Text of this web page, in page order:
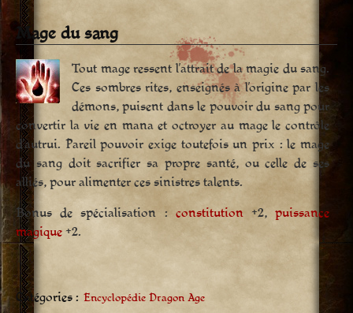
Mage du sang
Tout mage ressent l’attrait de la magie du sang.
Ces sombres rites, enseignés à l’origine par les
démons, puisent dans le pouvoir du sang pour
convertir la vie en mana et octroyer au mage le contrôle
d’autrui. Pareil pouvoir exige toutefois un prix : le mage
du sang doit sacrifier sa propre santé, ou celle de ses
alliés, pour alimenter ces sinistres talents.
Bonus de spécialisation : constitution+2,puissance
magique +2.
Catégories : Encyclopédie Dragon Age